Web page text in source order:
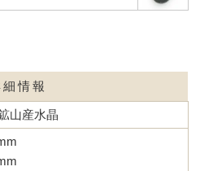
細情報
山産水晶